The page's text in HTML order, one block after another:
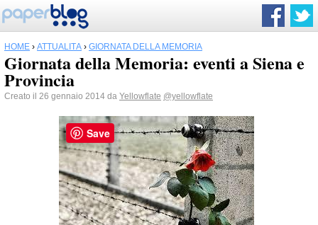
HOME › ATTUALITÀ › GIORNATA DELLA MEMORIA
Giornata della Memoria: eventi a Siena e
Provincia
Creato il 26 gennaio 2014 da Yellowflate @yellowflate
Save